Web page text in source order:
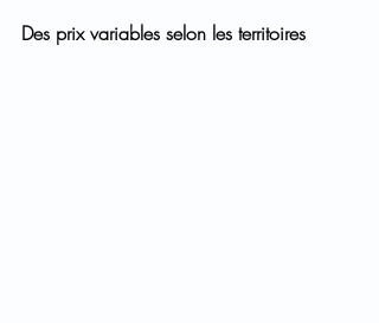
Des prix variables selon les territoires